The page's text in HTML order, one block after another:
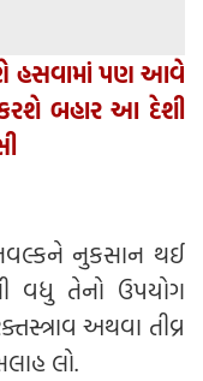
હસવામાં પણ આવે
બહાર આ દેશી
નુકસાન થઈ
વધુ તેનો ઉપયોગ
અથવા તીવ્ર
લો.